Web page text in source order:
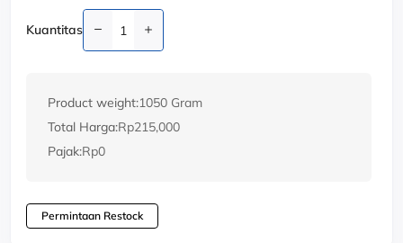
Kuantitas
Product weight:1050 Gram
Total Harga:Rp215,000
Pajak:Rp0
Permintaan Restock